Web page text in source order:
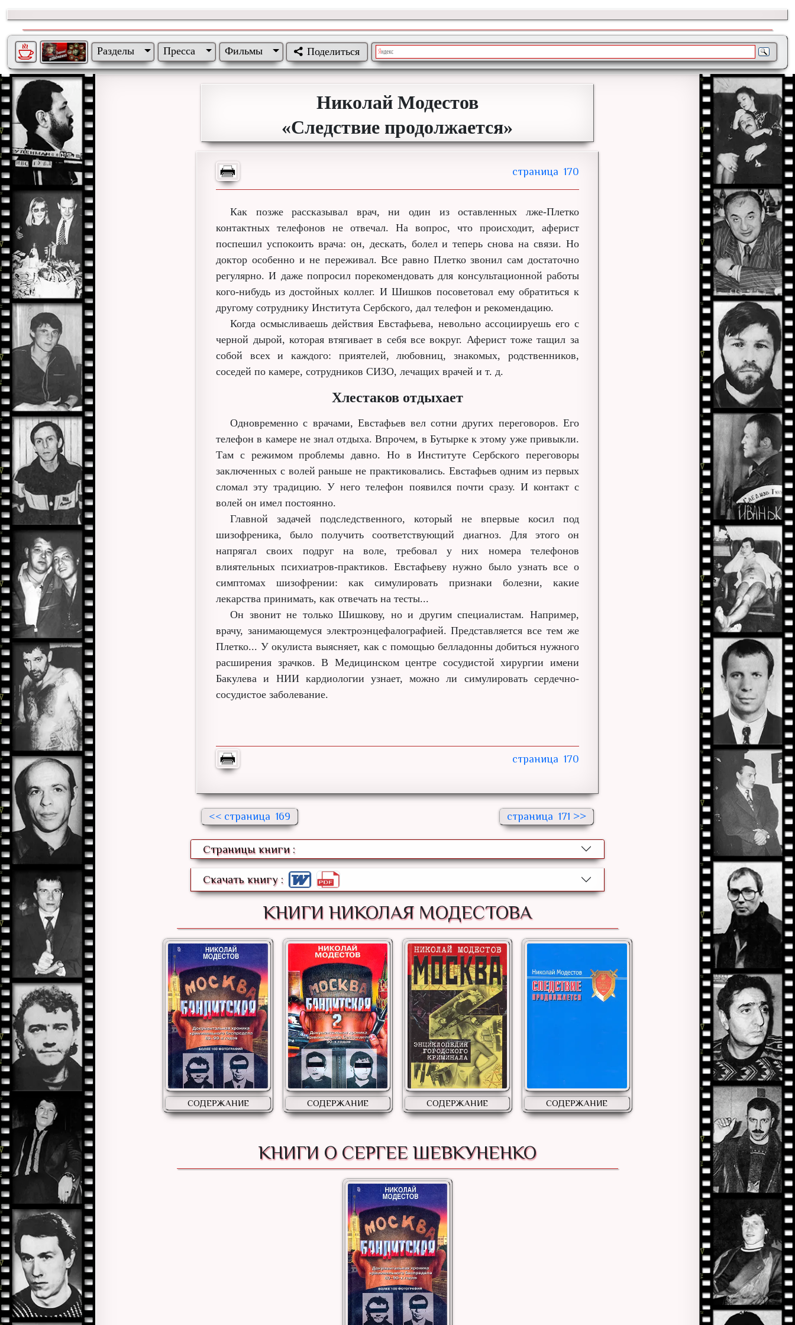
Разделы Пресса Фильмы Поделиться
Николай Модестов
«Следствие продолжается»
170
Как позже рассказывал врач, ни один из оставленных лже-Плетко
контактных телефонов не отвечал. На вопрос, что происходит, аферист
поспешил успокоить врача: он, дескать, болел и теперь снова на связи. Но
доктор особенно и не переживал. Все равно Плетко звонил сам достаточно
регулярно. И даже попросил порекомендовать для консультационной работы
кого-нибудь из достойных коллег. И Шишков посоветовал ему обратиться к
другому сотруднику Института Сербского, дал телефон и рекомендацию.
Когда осмысливаешь действия Евстафьева, невольно ассоциируешь его с
черной дырой, которая втягивает в себя все вокруг. Аферист тоже тащил за
собой всех и каждого: приятелей, любовниц, знакомых, родственников,
соседей по камере, сотрудников СИЗО, лечащих врачей и т. д.
Хлестаков отдыхает
Одновременно с врачами, Евстафьев вел сотни других переговоров. Его
телефон в камере не знал отдыха. Впрочем, в Бутырке к этому уже привыкли.
Там с режимом проблемы давно. Но в Институте Сербского переговоры
заключенных с волей раньше не практиковались. Евстафьев одним из первых
сломал эту традицию. У него телефон появился почти сразу. И контакт с
волей он имел постоянно.
Главной задачей подследственного, который не впервые косил под
шизофреника, было получить соответствующий диагноз. Для этого он
напрягал своих подруг на воле, требовал у них номера телефонов
влиятельных психиатров-практиков. Евстафьеву нужно было узнать все о
симптомах шизофрении: как симулировать признаки болезни, какие
лекарства принимать, как отвечать на тесты...
Он звонит не только Шишкову, но и другим специалистам. Например,
врачу, занимающемуся электроэнцефалографией. Представляется все тем же
Плетко... У окулиста выясняет, как с помощью белладонны добиться нужного
расширения зрачков. В Медицинском центре сосудистой хирургии имени
Бакулева и НИИ кардиологии узнает, можно ли симулировать сердечно-
сосудистое заболевание.
170
<< 169 171 >>
Страницы книги :
Скачать книгу :
КНИГИ НИКОЛАЯ МОДЕСТОВА
СОДЕРЖАНИЕ СОДЕРЖАНИЕ СОДЕРЖАНИЕ СОДЕРЖАНИЕ
КНИГИ О СЕРГЕЕ ШЕВКУНЕНКО